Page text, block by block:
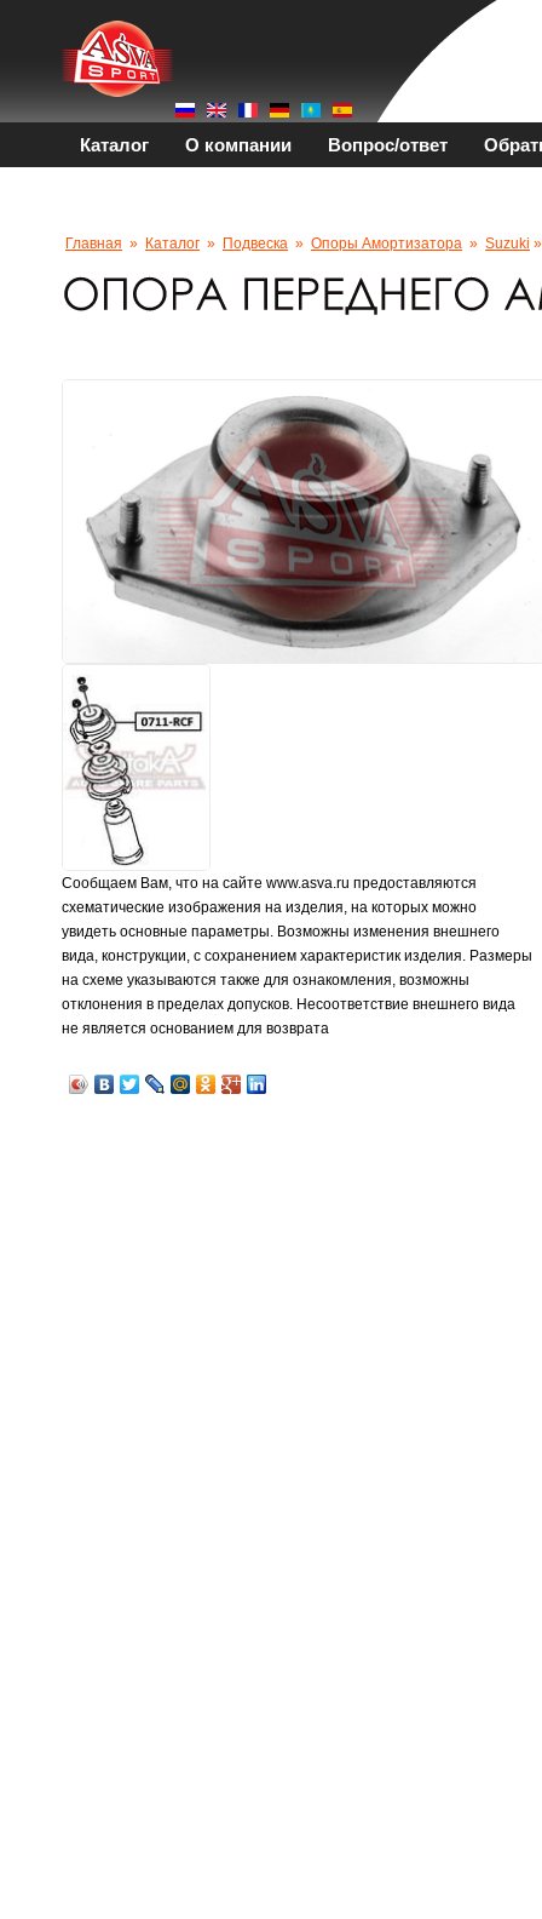
Каталог О компании Вопрос/ответ
Главная » Каталог » Подвеска » Опоры Амортизатора » Suzuki
Сообщаем Вам, что на сайте www.asva.ru предоставляются
схематические изображения на изделия, на которых можно
увидеть основные параметры. Возможны изменения внешнего
вида, конструкции, с сохранением характеристик изделия. Размеры
на схеме указываются также для ознакомления, возможны
отклонения в пределах допусков. Несоответствие внешнего вида
не является основанием для возврата